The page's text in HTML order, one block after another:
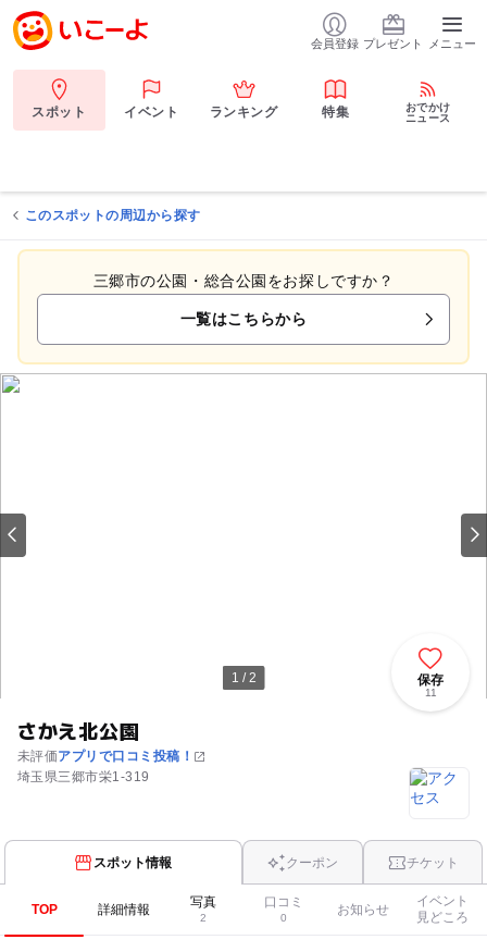
会員登録 プレゼント メニュー
スポット イベント ランキング 特集
おでかけ
ニュース
このスポットの周辺から探す
三郷市の公園・総合公園をお探しですか？
一覧はこちらから
1 / 2
さかえ北公園
未評価アプリで口コミ投稿！
埼玉県三郷市栄1-319
保存
11
スポット情報 クーポン チケット
TOP 詳細情報 写真
2
口コミ
0
お知らせ
イベント
見どころ